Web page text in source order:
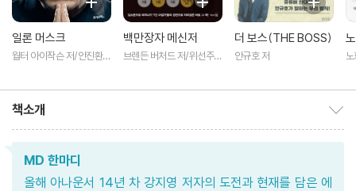
일론 머스크
월터 아이작슨 저/안진환
백만장자 메신저
브렌든 버처드 저/위선주
더 보스(THE BOSS)
안규호 저 노
책소개
MD 한마디
올해 아나운서 14년 차 강지영 저자의 도전과 현재를 담은 에